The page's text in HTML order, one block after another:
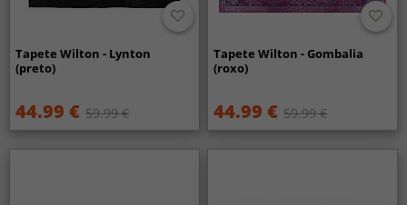
Tapete Wilton - Lynton
(preto)
44.99 € 59.99 €
Tapete Wilton - Gombalia
(roxo)
44.99 € 59.99 €